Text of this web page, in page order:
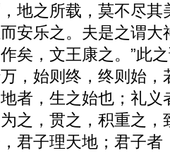
地之所载，莫不尽
安乐之。夫是之谓大
矣，文王康之。”此
，始则终，终则始
者，生之始也；礼义
之，贯之，积重之，
君子理天地；君子者